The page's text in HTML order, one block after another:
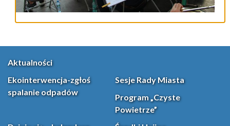
Aktualności
Ekointerwencja-zgłoś
spalanie odpadów
Sesje Rady Miasta
Program „Czyste
Powietrze”